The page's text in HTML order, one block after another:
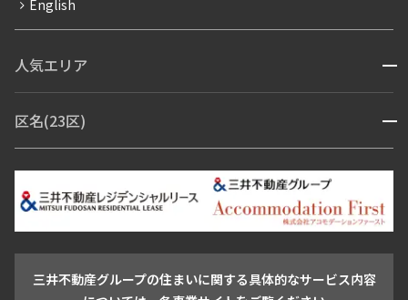
ペット可
ブランドマンション
English
人気エリア 開閉
青山・表参道・原宿
市ヶ谷・神楽坂・飯田橋
三田・芝・浜松町
芝浦・汐留・品川
月島・勝どき・豊洲
本郷・春日・小石川
新宿・代々木
目白・高田馬場・早稲田
中野・荻窪
池尻大橋・三軒茶屋
祐天寺・学芸大学・自由が丘
駒沢・用賀・二子玉川
成城・砧
池袋・板橋・王子
区名(23区) 開閉
江東区 台東区 墨田区
中野区
豊島区
杉並区 板橋区 練馬区 荒川区
足立区
葛飾区
江戸川区